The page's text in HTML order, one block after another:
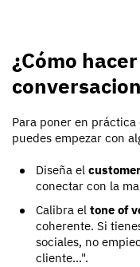
¿Cómo
Para poner en
puedes empezar con
Diseña el
conectar con la
Calibra el tone of
coherente. Si
sociales, no
cliente...".